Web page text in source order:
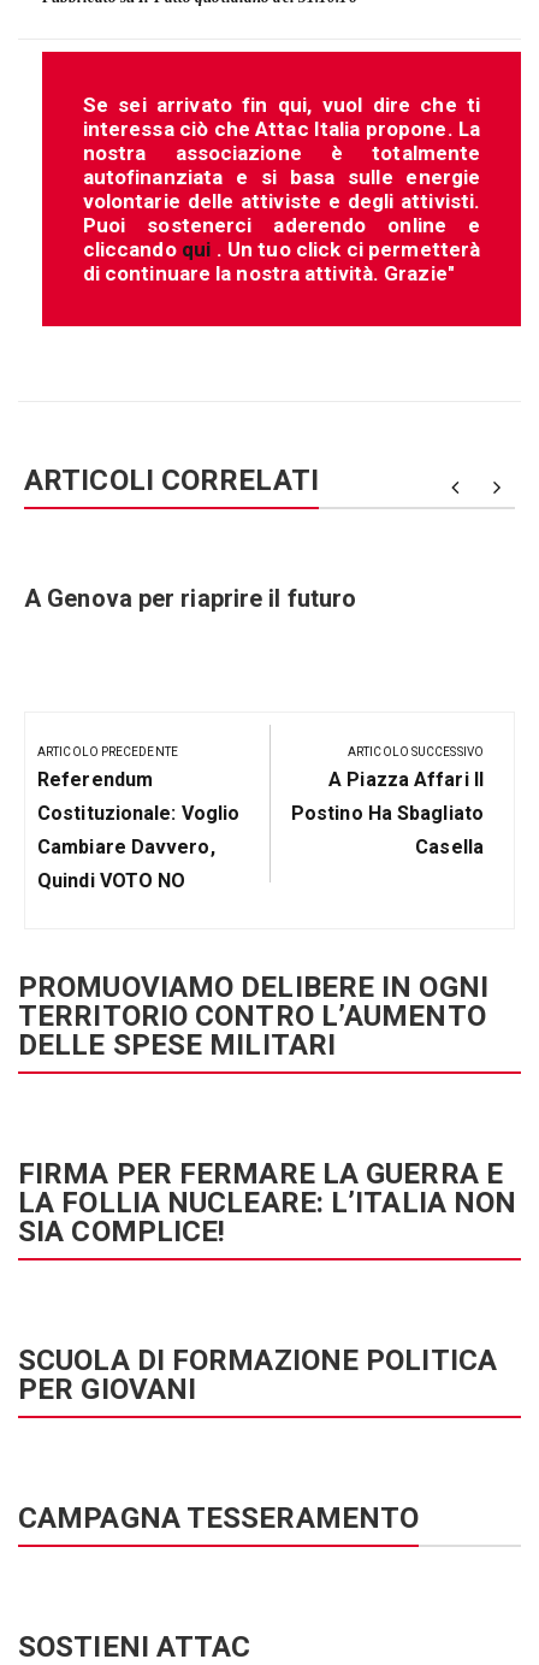
Se sei arrivato fin qui, vuol dire che ti
interessa ciò che Attac Italia propone. La
nostra associazione è totalmente
autofinanziata e si basa sulle energie
volontarie delle attiviste e degli attivisti.
Puoi sostenerci aderendo online e
cliccando qui . Un tuo click ci permetterà
di continuare la nostra attività. Grazie"
ARTICOLI CORRELATI
A Genova per riaprire il futuro
articoli
ARTICOLO PRECEDENTE
Articolo
Precedente:
Referendum
Costituzionale: Voglio
Cambiare Davvero,
Quindi VOTO NO
ARTICOLO SUCCESSIVO
Prossimo
Post
A Piazza Affari Il
Postino Ha Sbagliato
Casella
PROMUOVIAMO DELIBERE IN OGNI
TERRITORIO CONTRO L’AUMENTO
DELLE SPESE MILITARI
FIRMA PER FERMARE LA GUERRA E
LA FOLLIA NUCLEARE: L’ITALIA NON
SIA COMPLICE!
SCUOLA DI FORMAZIONE POLITICA
PER GIOVANI
CAMPAGNA TESSERAMENTO
SOSTIENI ATTAC